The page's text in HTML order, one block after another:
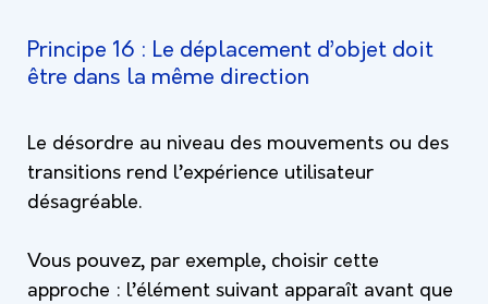
Principe 16 : Le déplacement d’objet doit
être dans la même direction
Le désordre au niveau des mouvements ou des
transitions rend l’expérience utilisateur
désagréable.
Vous pouvez, par exemple, choisir cette
approche : l’élément suivant apparaît avant que